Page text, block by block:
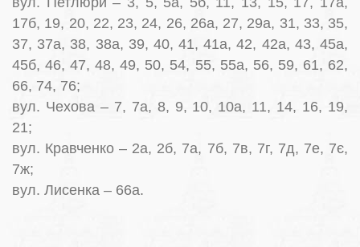
17б, 19, 20, 22, 23, 24, 26, 26а, 27, 29а, 31, 33, 35,
37, 37а, 38, 38а, 39, 40, 41, 41а, 42, 42а, 43, 45а,
45б, 46, 47, 48, 49, 50, 54, 55, 55а, 56, 59, 61, 62,
66, 74, 76;
вул. Чехова – 7, 7а, 8, 9, 10, 10а, 11, 14, 16, 19,
21;
вул. Кравченко – 2а, 2б, 7а, 7б, 7в, 7г, 7д, 7е, 7є,
7ж;
вул. Лисенка – 66а.